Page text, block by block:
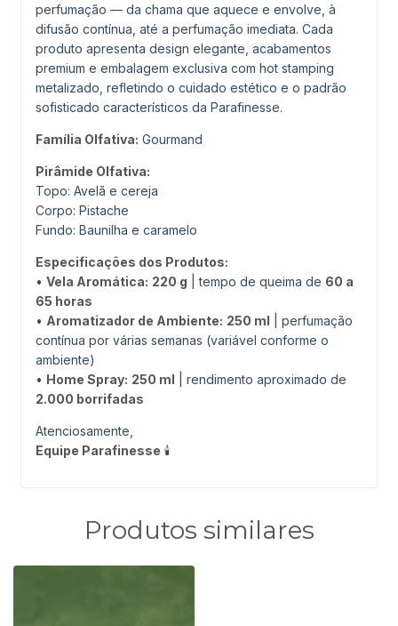
perfumação — da chama que aquece e envolve, à
difusão contínua, até a perfumação imediata. Cada
produto apresenta design elegante, acabamentos
premium e embalagem exclusiva com hot stamping
metalizado, refletindo o cuidado estético e o padrão
sofisticado característicos da Parafinesse.
Família Olfativa: Gourmand
Pirâmide Olfativa:
Topo: Avelã e cereja
Corpo: Pistache
Fundo: Baunilha e caramelo
Especificações dos Produtos:
• Vela Aromática: 220 g | tempo de queima de 60 a
65 horas
• Aromatizador de Ambiente: 250 ml | perfumação
contínua por várias semanas (variável conforme o
ambiente)
• Home Spray: 250 ml | rendimento aproximado de
2.000 borrifadas
Atenciosamente,
Equipe Parafinesse 🕯️
Produtos similares